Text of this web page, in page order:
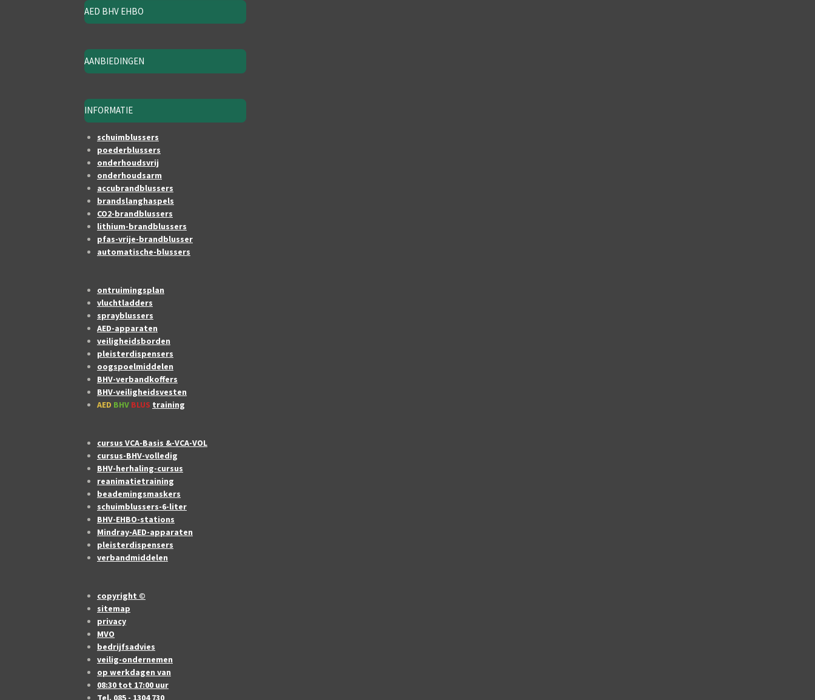
AED BHV EHBO
AANBIEDINGEN
INFORMATIE
schuimblussers
poederblussers
onderhoudsvrij
onderhoudsarm
accubrandblussers
brandslanghaspels
CO2-brandblussers
lithium-brandblussers
pfas-vrije-brandblusser
automatische-blussers
ontruimingsplan
vluchtladders
sprayblussers
AED-apparaten
veiligheidsborden
pleisterdispensers
oogspoelmiddelen
BHV-verbandkoffers
BHV-veiligheidsvesten
AED BHV BLUS training
cursus VCA-Basis &-VCA-VOL
cursus-BHV-volledig
BHV-herhaling-cursus
reanimatietraining
beademingsmaskers
schuimblussers-6-liter
BHV-EHBO-stations
Mindray-AED-apparaten
pleisterdispensers
verbandmiddelen
copyright ©
sitemap
privacy
MVO
bedrijfsadvies
veilig-ondernemen
op werkdagen van
08:30 tot 17:00 uur
Tel. 085 - 1304 730